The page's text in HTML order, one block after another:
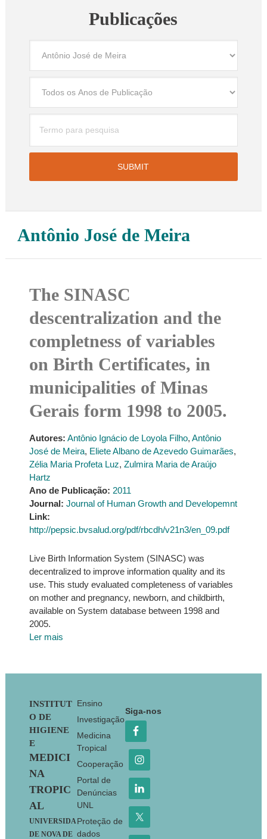
Publicações
Antônio José de Meira
The SINASC
descentralization and the
completness of variables
on Birth Certificates, in
municipalities of Minas
Gerais form 1998 to 2005.
Autores: Antônio Ignácio de Loyola Filho, Antônio
José de Meira, Eliete Albano de Azevedo Guimarães,
Zélia Maria Profeta Luz, Zulmira Maria de Araújo
Hartz
Ano de Publicação: 2011
Journal: Journal of Human Growth and Developemnt
Link:
http://pepsic.bvsalud.org/pdf/rbcdh/v21n3/en_09.pdf
Live Birth Information System (SINASC) was
decentralized to improve information quality and its
use. This study evaluated completeness of variables
on mother and pregnancy, newborn, and childbirth,
available on System database between 1998 and
2005.
Ler mais
Footer
INSTITUT
O DE
HIGIENE
E
MEDICI
NA
TROPIC
AL
UNIVERSIDA
DE NOVA DE
Ensino
Investigação
Medicina
Tropical
Cooperação
Portal de
Denúncias
UNL
Proteção de
dados
Siga-nos